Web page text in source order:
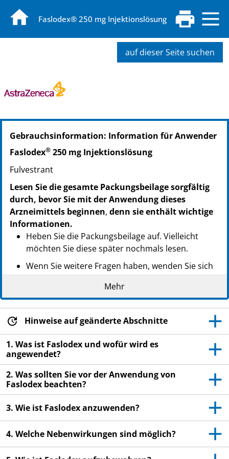
Faslodex® 250 mg Injektionslösung
auf dieser Seite suchen
PZN: 06148270
PPN: 110614827043
Gebrauchsinformation: Information für Anwender
Faslodex® 250 mg Injektionslösung
Fulvestrant
Lesen Sie die gesamte Packungsbeilage sorgfältig
durch, bevor Sie mit der Anwendung dieses
Arzneimittels beginnen, denn sie enthält wichtige
Informationen.
Heben Sie die Packungsbeilage auf. Vielleicht
möchten Sie diese später nochmals lesen.
Wenn Sie weitere Fragen haben, wenden Sie sich
an Ihren Arzt, Apotheker oder das medizinische
Dieses Arzneimittel wurde Ihnen persönlich
verschrieben. Geben Sie es nicht an Dritte weiter.
Es kann anderen Menschen schaden, auch wenn
diese die gleichen Beschwerden haben wie Sie.
Wenn Sie Nebenwirkungen bemerken, wenden Sie
sich an Ihren Arzt, Apotheker oder das
medizinische Fachpersonal. Dies gilt auch für
Packungsbeilage angegeben sind. Siehe Abschnitt
4.
Mehr
Hinweise auf geänderte Abschnitte
1. Was ist Faslodex und wofür wird es
angewendet?
2. Was sollten Sie vor der Anwendung von
Faslodex beachten?
3. Wie ist Faslodex anzuwenden?
4. Welche Nebenwirkungen sind möglich?